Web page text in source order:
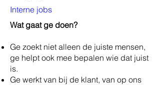
Interne jobs
Wat gaat ge doen?
Ge zoekt niet alleen de juiste mensen,
ge helpt ook mee bepalen wie dat juist
is.
Ge werkt van bij de klant, van op ons